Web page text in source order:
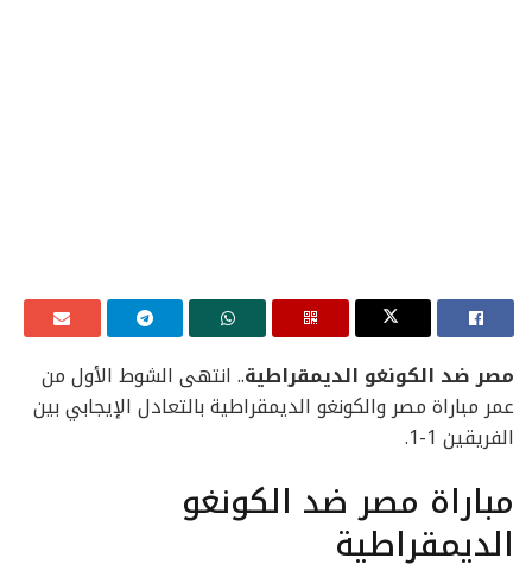
مصر ضد الكونغو الديمقراطية.. انتهى الشوط الأول من
عمر مباراة مصر والكونغو الديمقراطية بالتعادل الإيجابي بين
الفريقين 1-1.
مباراة مصر ضد الكونغو
الديمقراطية